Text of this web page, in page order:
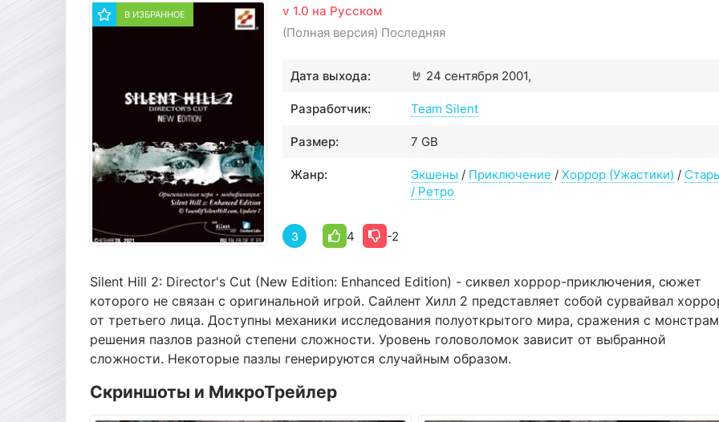
В ИЗБРАННОЕ
v 1.0 на Русском
(Полная версия) Последняя
🤘
Дата выхода: 24 сентября 2001,
Разработчик: Team Silent
Размер: 7 GB
Жанр: Экшены / Приключение / Хоррор (Ужастики) /
/ Ретро
3 4 -2
Silent Hill 2: Director's Cut (New Edition: Enhanced Edition) - сиквел хоррор-приключения, сюжет
которого не связан с оригинальной игрой. Сайлент Хилл 2 представляет собой сурвайвал
от третьего лица. Доступны механики исследования полуоткрытого мира, сражения с
решения пазлов разной степени сложности. Уровень головоломок зависит от выбранной
сложности. Некоторые пазлы генерируются случайным образом.
Скриншоты и МикроТрейлер